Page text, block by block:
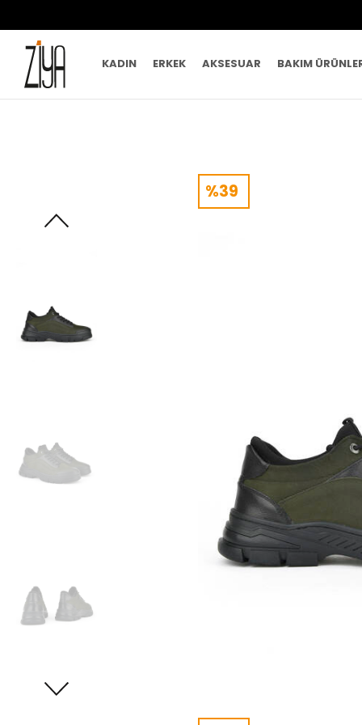
KADIN ERKEK AKSESUAR BAKIM
%39